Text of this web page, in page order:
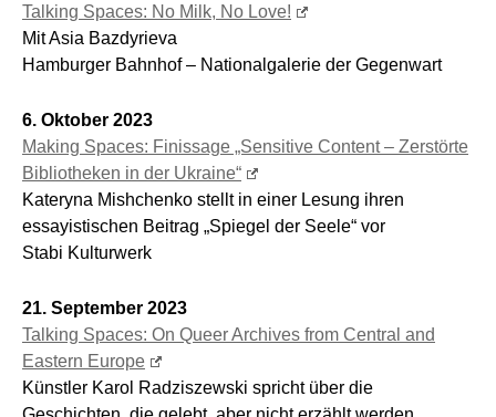
Talking Spaces: No Milk, No Love!
Mit Asia Bazdyrieva
Hamburger Bahnhof – Nationalgalerie der Gegenwart
6. Oktober 2023
Making Spaces: Finissage „Sensitive Content – Zerstörte
Bibliotheken in der Ukraine“
Kateryna Mishchenko stellt in einer Lesung ihren
essayistischen Beitrag „Spiegel der Seele“ vor
Stabi Kulturwerk
21. September 2023
Talking Spaces: On Queer Archives from Central and
Eastern Europe
Künstler Karol Radziszewski spricht über die